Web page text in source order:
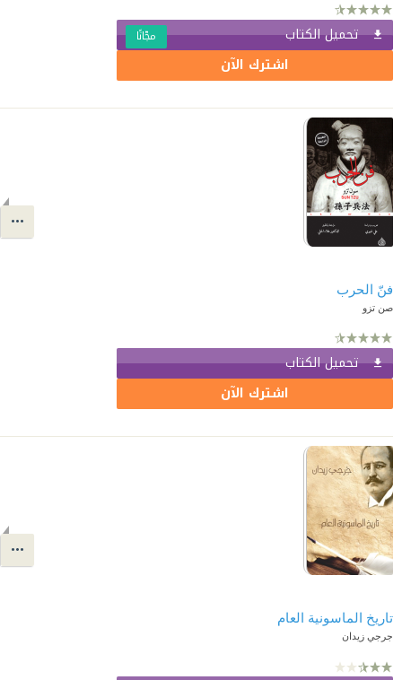
تحميل الكتاب مجّانًا
اشترك الآن
فنّ الحرب
صن تزو
تحميل الكتاب
اشترك الآن
تاريخ الماسونية العام
جرجي زيدان